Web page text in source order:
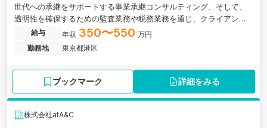
世代への承継をサポートする事業承継コンサルティング、そして、
透明性を確保するための監査業務や税務業務を通じ、クライアント
の成長を支援するコンサルティングファームです。
給与 年収 350〜550 万円
勤務地
東京都港区
ブックマーク 詳細をみる
株式会社atA&C